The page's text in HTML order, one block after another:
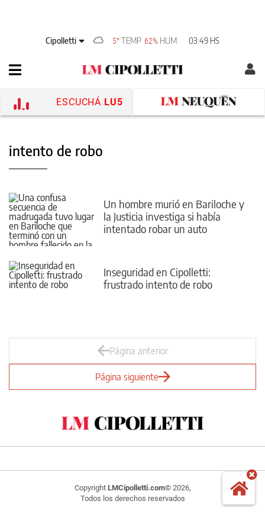
Cipolletti 5° TEMP 62% HUM 03:49 HS
ESCUCHÁ LU5
intento de robo
Un hombre murió en Bariloche y
la Justicia investiga si había
intentado robar un auto
Inseguridad en Cipolletti:
frustrado intento de robo
Página anterior
Página siguiente
Copyright LMCipolletti.com© 2026,
Todos los derechos reservados